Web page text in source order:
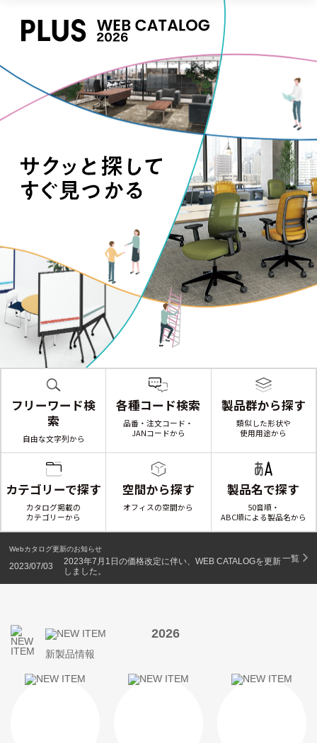
フリーワード検
索
自由な文字列から
各種コード検索
品番・注文コード・
JANコードから
製品群から探す
類似した形状や
使用用途から
カテゴリーで探す
カタログ掲載の
カテゴリーから
空間から探す
オフィスの空間から
製品名で探す
50音順・
ABC順による製品名から
Webカタログ更新のお知らせ
2023/07/03
2023年7月1日の価格改定に伴い、WEB CATALOGを更新
しました。
一覧
2026
新製品情報